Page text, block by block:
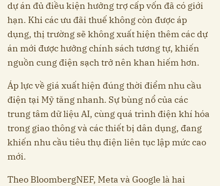
dự án đủ điều kiện hưởng trợ cấp vốn đã có giới
hạn. Khi các ưu đãi thuế không còn được áp
dụng, thị trường sẽ không xuất hiện thêm các dự
án mới được hưởng chính sách tương tự, khiến
nguồn cung điện sạch trở nên khan hiếm hơn.
Áp lực về giá xuất hiện đúng thời điểm nhu cầu
điện tại Mỹ tăng nhanh. Sự bùng nổ của các
trung tâm dữ liệu AI, cùng quá trình điện khí hóa
trong giao thông và các thiết bị dân dụng, đang
khiến nhu cầu tiêu thụ điện liên tục lập mức cao
mới.
Theo BloombergNEF, Meta và Google là hai